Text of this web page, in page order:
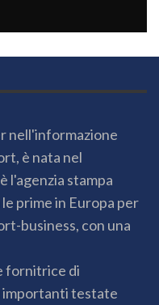
nell'informazione
è nata nel
l'agenzia stampa
prime in Europa per
business, con una
fornitrice di
importanti testate